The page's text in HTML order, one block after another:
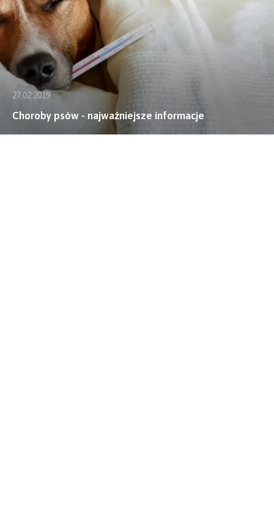
27.02.2019
Choroby psów - najważniejsze informacje